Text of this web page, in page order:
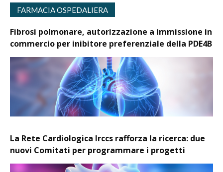
FARMACIA OSPEDALIERA
Fibrosi polmonare, autorizzazione a immissione in
commercio per inibitore preferenziale della PDE4B
La Rete Cardiologica Irccs rafforza la ricerca: due
nuovi Comitati per programmare i progetti